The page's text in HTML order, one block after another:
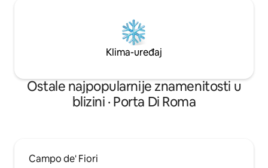
Klima-uređaj
Ostale najpopularnije znamenitosti u
blizini · Porta Di Roma
Campo de' Fiori